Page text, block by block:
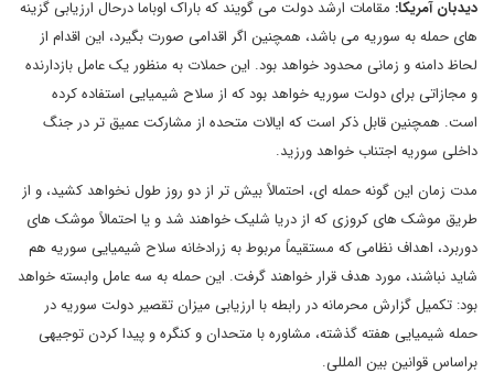
دیدبان آمریکا: مقامات ارشد دولت می گویند که باراک اوباما درحال ارزیابی گزینه
های حمله به سوریه می باشد، همچنین اگر اقدامی صورت بگیرد، این اقدام از
لحاظ دامنه و زمانی محدود خواهد بود. این حملات به منظور یک عامل بازدارنده
و مجازاتی برای دولت سوریه خواهد بود که از سلاح شیمیایی استفاده کرده
است. همچنین قابل ذکر است که ایالات متحده از مشارکت عمیق تر در جنگ
داخلی سوریه اجتناب خواهد ورزید.
مدت زمان این گونه حمله ای، احتمالاً بیش تر از دو روز طول نخواهد کشید، و از
طریق موشک های کروزی که از دریا شلیک خواهند شد و یا احتمالاً موشک های
دوربرد، اهداف نظامی که مستقیماً مربوط به زرادخانه سلاح شیمیایی سوریه هم
شاید نباشند، مورد هدف قرار خواهند گرفت. این حمله به سه عامل وابسته خواهد
بود: تکمیل گزارش محرمانه در رابطه با ارزیابی میزان تقصیر دولت سوریه در
حمله شیمیایی هفته گذشته، مشاوره با متحدان و کنگره و پیدا کردن توجیهی
براساس قوانین بین المللی.